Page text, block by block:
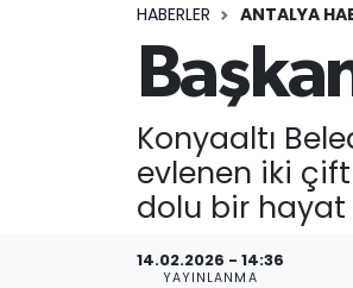
HABERLER ANTALYA
Konyaaltı
evlenen iki
dolu bir hayat
14.02.2026 - 14:36
YAYINLANMA
Ekonomi
Kültür-sanat
Ekonomi
Kültür-sanat
Süper Lig Puan Durumu ve
Tüm Manşetler
Son Dakika Haberleri
Haber Arşivi